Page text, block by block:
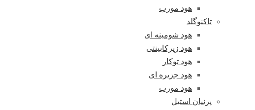
هود مورب
تاکنوگلد
هود شومینه ای
هود زیرکابینتی
هود توکار
هود جزیره ای
هود مورب
پرنیان استیل